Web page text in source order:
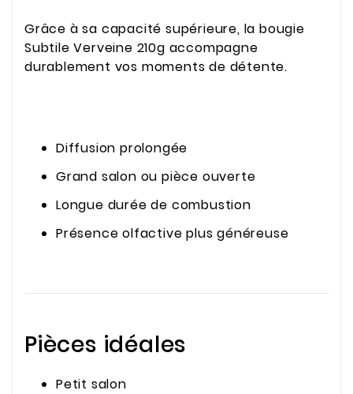
Grâce à sa capacité supérieure, la bougie
Subtile Verveine 210g accompagne
durablement vos moments de détente.
Diffusion prolongée
Grand salon ou pièce ouverte
Longue durée de combustion
Présence olfactive plus généreuse
Pièces idéales
Petit salon